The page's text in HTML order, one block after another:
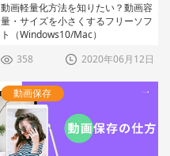
動画軽量化方法を知りたい？動画容
量・サイズを小さくするフリーソフ
ト（Windows10/Mac）
358
2020年06月12日
動画保存